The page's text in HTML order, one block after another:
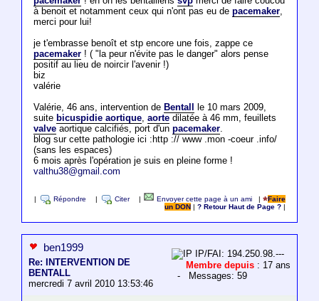
à benoit et notamment ceux qui n'ont pas eu de pacemaker,
merci pour lui!
je t'embrasse benoît et stp encore une fois, zappe ce
pacemaker! ( "la peur n'évite pas le danger" alors pense
positif au lieu de noircir l'avenir !)
biz
valérie
Valérie, 46 ans, intervention de Bentall
le 10 mars 2009,
suite bicuspidie aortique, aortedilatée à 46 mm, feuillets
valveaortique calcifiés, port d'un pacemaker.
blog sur cette pathologie ici :http :// www .mon -coeur .info/
(sans les espaces)
6 mois après l'opération je suis en pleine forme !
valthu38@gmail.com
Répondre Citer Envoyer cette page à un ami |
Faire
un DON
|? Retour Haut de Page ?
ben1999
Re: INTERVENTION DE
BENTALL
mercredi 7 avril 2010 13:53:46
IP/FAI: 194.250.98.---
Membre depuis : 17 ans
- Messages: 59